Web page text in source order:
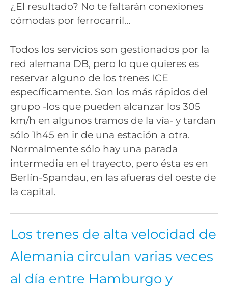
¿El resultado? No te faltarán conexiones
cómodas por ferrocarril…
Todos los servicios son gestionados por la
red alemana DB, pero lo que quieres es
reservar alguno de los trenes ICE
específicamente. Son los más rápidos del
grupo -los que pueden alcanzar los 305
km/h en algunos tramos de la vía- y tardan
sólo 1h45 en ir de una estación a otra.
Normalmente sólo hay una parada
intermedia en el trayecto, pero ésta es en
Berlín-Spandau, en las afueras del oeste de
la capital.
Los trenes de alta velocidad de
Alemania circulan varias veces
al día entre Hamburgo y